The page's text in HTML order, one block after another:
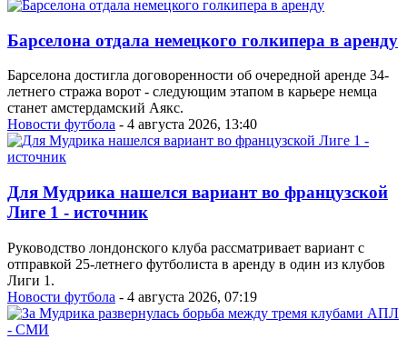
Барселона отдала немецкого голкипера в аренду
Барселона достигла договоренности об очередной аренде 34-
летнего стража ворот - следующим этапом в карьере немца
станет амстердамский Аякс.
Новости футбола - 4 августа 2026, 13:40
Для Мудрика нашелся вариант во французской
Лиге 1 - источник
Руководство лондонского клуба рассматривает вариант с
отправкой 25-летнего футболиста в аренду в один из клубов
Лиги 1.
Новости футбола - 4 августа 2026, 07:19